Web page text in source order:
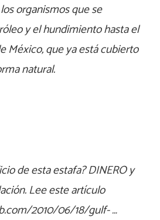
organismos que se
y el hundimiento hasta el
México, que ya está cubierto
natural.
de esta estafa? DINERO y
Lee este artículo
2010/06/18/gulf- …